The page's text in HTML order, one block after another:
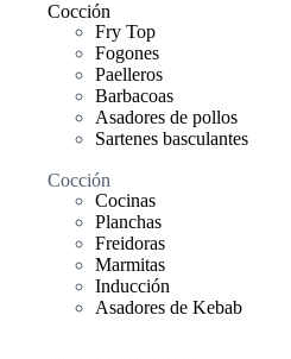
Cocción
Fry Top
Fogones
Paelleros
Barbacoas
Asadores de pollos
Sartenes basculantes
Cocción
Cocinas
Planchas
Freidoras
Marmitas
Inducción
Asadores de Kebab